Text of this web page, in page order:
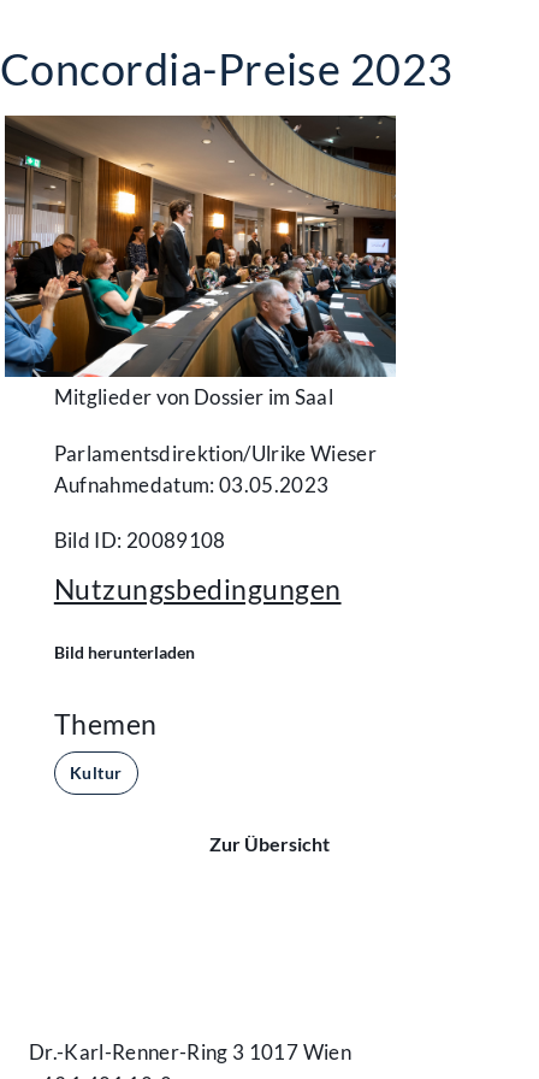
Concordia-Preise 2023
Mitglieder von Dossier im Saal
Parlamentsdirektion/​Ulrike Wieser
Aufnahmedatum: 03.05.2023
Bild ID: 20089108
Nutzungsbedingungen
Bild herunterladen
Themen
Kultur
Zur Übersicht
Dr.-Karl-Renner-Ring 3 1017 Wien